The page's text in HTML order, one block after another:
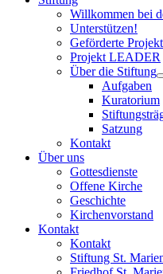
Willkommen bei
Unterstützen!
Geförderte
Projekt LEADER
Über die Stiftung
Aufgaben
Kuratorium
Satzung
Kontakt
Über uns
Gottesdienste
Offene Kirche
Geschichte
Kirchenvorstand
Kontakt
Kontakt
Stiftung St.